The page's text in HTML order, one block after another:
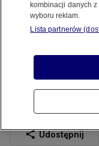
Bartek
na
na dwóch
Źródło:TVN24
Udostępnij
kombinacji danych
wyboru reklam.
Lista partnerów